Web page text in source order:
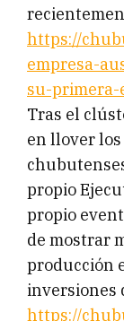
https://
empresa-
su-
Tras el
en llover
propio
propio
de mostrar
producción
inversiones
https://